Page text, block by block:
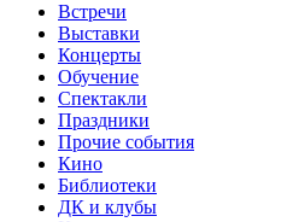
Встречи
Выставки
Концерты
Обучение
Спектакли
Праздники
Прочие события
Кино
Библиотеки
ДК и клубы